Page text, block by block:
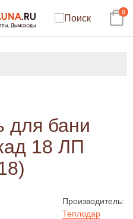
0
для бани
18 ЛП
Производитель:
Теплодар